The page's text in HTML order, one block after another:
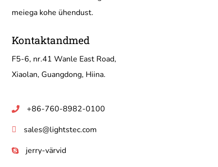
meiega kohe ühendust.
Kontaktandmed
F5-6, nr.41 Wanle East Road,
Xiaolan, Guangdong, Hiina.
+86-760-8982-0100
sales@lightstec.com
jerry-värvid